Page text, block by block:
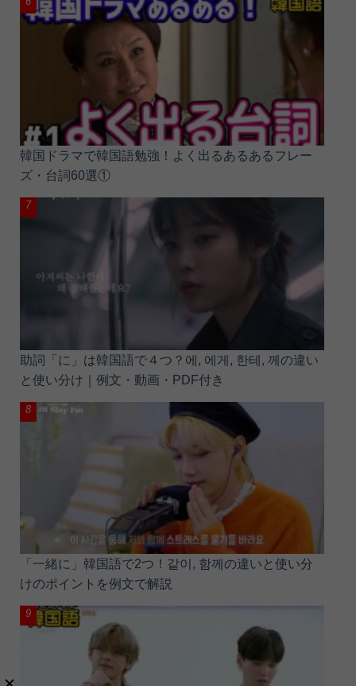
韓国ドラマで韓国語勉強！よく出るあるあるフレー
ズ・台詞60選①
助詞「に」は韓国語で４つ？에, 에게, 한테, 께の違い
と使い分け｜例文・動画・PDF付き
「一緒に」韓国語で2つ！같이, 함께の違いと使い分
けのポイントを例文で解説